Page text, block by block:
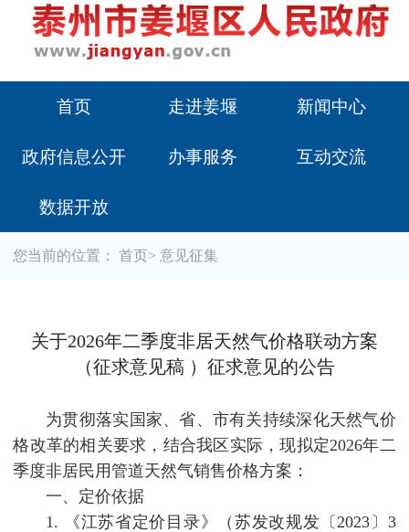
首页 走进姜堰 新闻中心
政府信息公开 办事服务 互动交流
数据开放
您当前的位置：首页> 意见征集
关于2026年二季度非居天然气价格联动方案
（征求意见稿 ）征求意见的公告
为贯彻落实国家、省、市有关持续深化天然气价
格改革的相关要求，结合我区实际，现拟定2026年二
季度非居民用管道天然气销售价格方案：
一、定价依据
1. 《江苏省定价目录》（苏发改规发〔2023〕3